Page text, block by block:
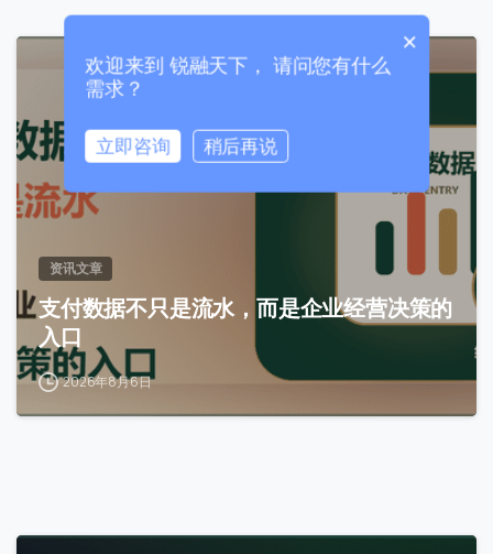
0
资讯文章
支付数据不只是流水，而是企业经营决策的
入口
2026年8月6日
0 / 180
首次进入页面
访问历史
×
欢迎来到 锐融天下， 请问您有什么
需求？
立即咨询 稍后再说